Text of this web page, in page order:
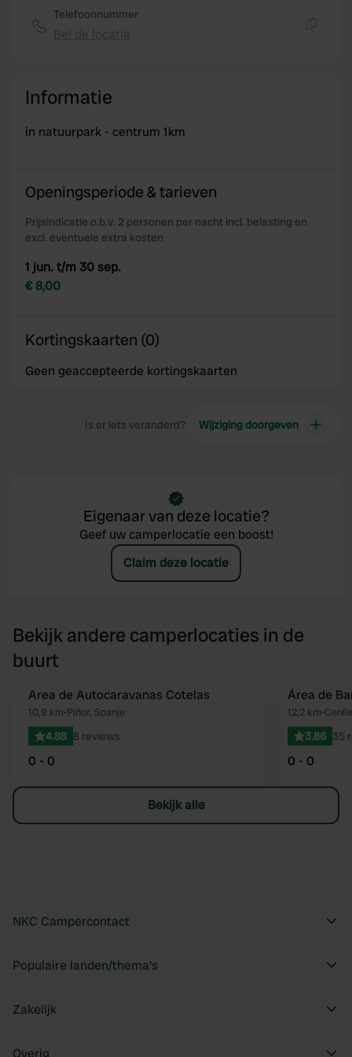
Telefoonnummer
Informatie
in natuurpark - centrum 1km
Openingsperiode & tarieven
Prijsindicatie o.b.v. 2 personen per nacht incl. belasting en
excl. eventuele extra kosten
1 jun. t/m 30 sep.
€ 8,00
Kortingskaarten (0)
Geen geaccepteerde kortingskaarten
Is er iets veranderd? Wijziging doorgeven
Eigenaar van deze locatie?
Geef uw camperlocatie een boost!
Claim deze locatie
Bekijk andere camperlocaties in de
buurt
Favoriet
Area de Autocaravanas Cotelas
10,9 km•Piñor, Spanje
4.88 8 reviews
0 - 0
Área de
12,2 km•
3.86 35
0 - 0
Bekijk alle
NKC Campercontact
Populaire landen/thema's
Zakelijk
Overig